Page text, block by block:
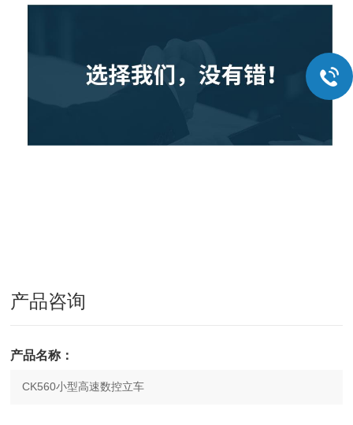
产品咨询
产品名称：